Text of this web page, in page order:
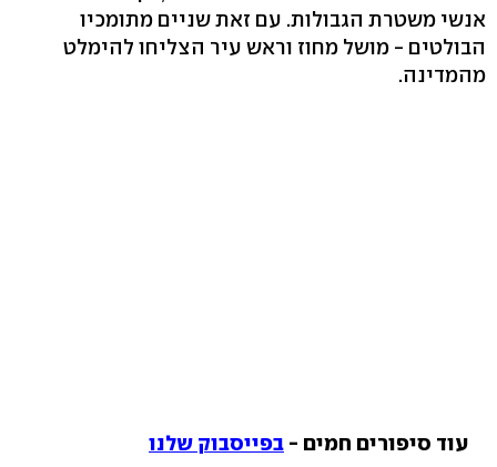
אנשי משטרת הגבולות. עם זאת שניים מתומכיו
הבולטים - מושל מחוז וראש עיר הצליחו להימלט
מהמדינה.
עוד סיפורים חמים - בפייסבוק שלנו